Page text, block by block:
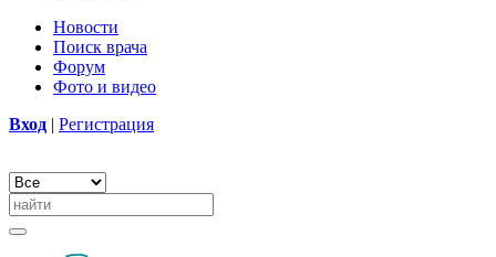
Новости
Поиск врача
Форум
Фото и видео
Вход | Регистрация